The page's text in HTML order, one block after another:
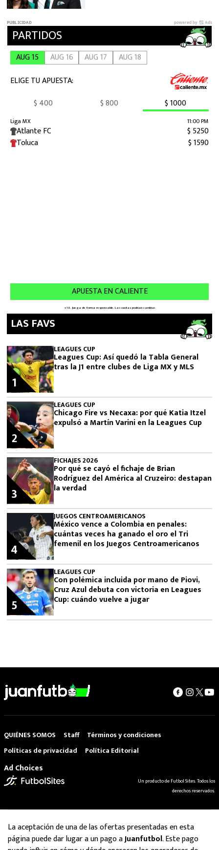
LAS FAVS
LEAGUES CUP
Leagues Cup: Así quedó la Tabla General
tras la J1 entre clubes de Liga MX y MLS
1
LEAGUES CUP
Chicago Fire vs Necaxa: por qué Katia Itzel
expulsó a Martín Varini en la Leagues Cup
2
FICHAJES 2026
Por qué se cayó el fichaje de Brian
Rodríguez del América al Cruzeiro: destapan
la verdad
3
JUEGOS CENTROAMERICANOS
México vence a Colombia en penales:
cuántas veces ha ganado el oro el Tri
femenil en los Juegos Centroamericanos
4
LEAGUES CUP
Con polémica incluida por mano de Piovi,
Cruz Azul debuta con victoria en Leagues
Cup: cuándo vuelve a jugar
5
QUIÉNES SOMOS Staff
Términos y condiciones
Políticas de privacidad
Política Editorial
Ad Choices
Un producto de Futbol Sites. Todos los
derechos reservados.
La aceptación de una de las ofertas presentadas en esta
página puede dar lugar a un pago aJuanfutbol. Este pago